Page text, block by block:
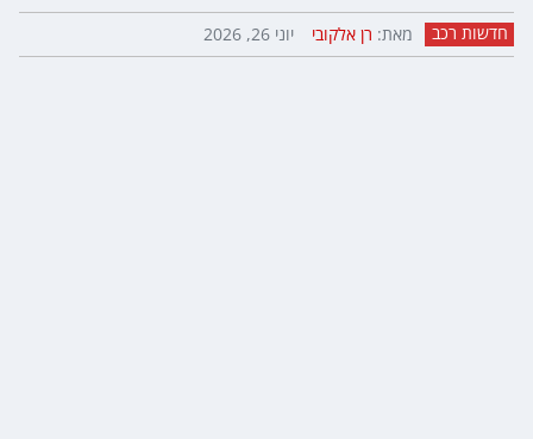
חדשות רכב מאת: רן אלקובי יוני 26, 2026